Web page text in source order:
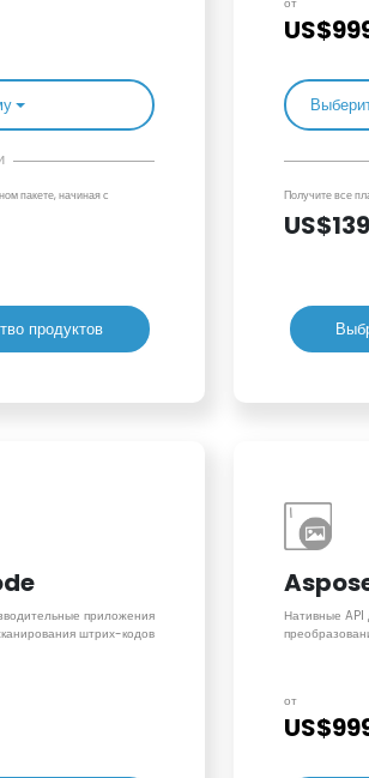
пакете, начиная с
продуктов
Получите все
приложения
штрих-кодов
Нативные API
от